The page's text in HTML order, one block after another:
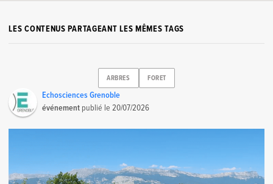
LES CONTENUS PARTAGEANT LES MÊMES TAGS
ARBRES FORET
Echosciences Grenoble
événement publié le20/07/2026